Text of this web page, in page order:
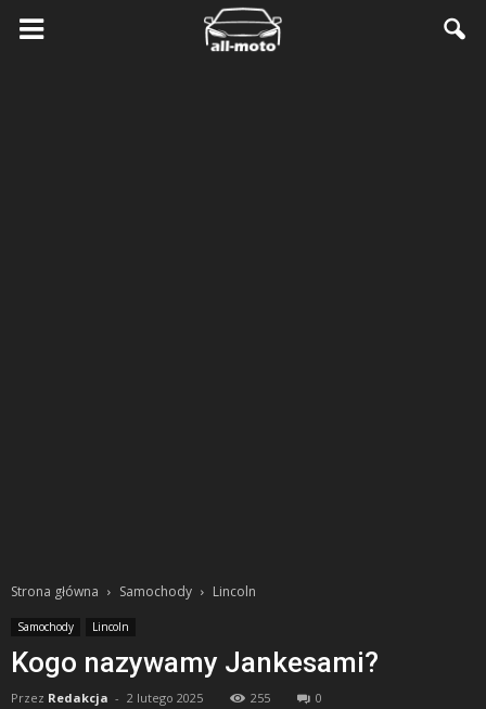
Strona główna Samochody Lincoln
Samochody Lincoln
Kogo nazywamy Jankesami?
Przez Redakcja - 2 lutego 2025 255 0